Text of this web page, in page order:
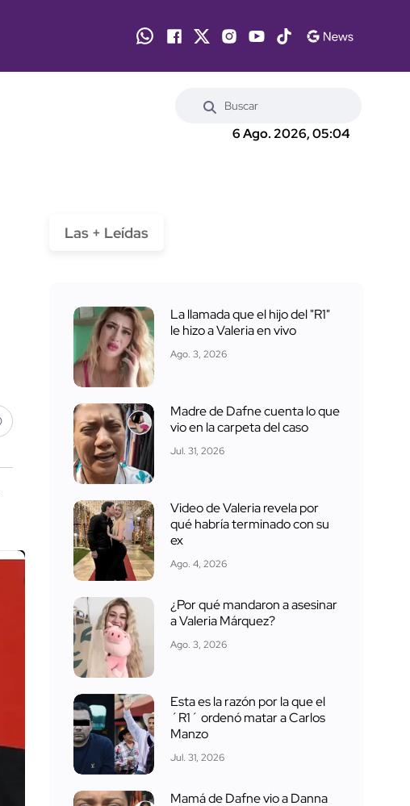
6 Ago. 2026, 05:04
Las + Leídas
La llamada que el hijo del "R1"
le hizo a Valeria en vivo
Ago. 3, 2026
Madre de Dafne cuenta lo que
vio en la carpeta del caso
Jul. 31, 2026
Video de Valeria revela por
qué habría terminado con su
ex
Ago. 4, 2026
¿Por qué mandaron a asesinar
a Valeria Márquez?
Ago. 3, 2026
Esta es la razón por la que el
´R1´ ordenó matar a Carlos
Manzo
Jul. 31, 2026
Mamá de Dafne vio a Danna